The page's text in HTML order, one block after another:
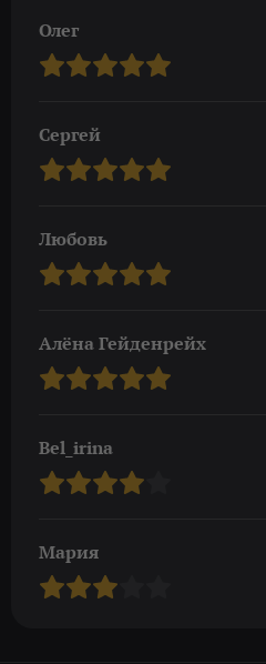
Олег
Сергей
Любовь
Алёна Гейденрейх
Bel_irina
Мария